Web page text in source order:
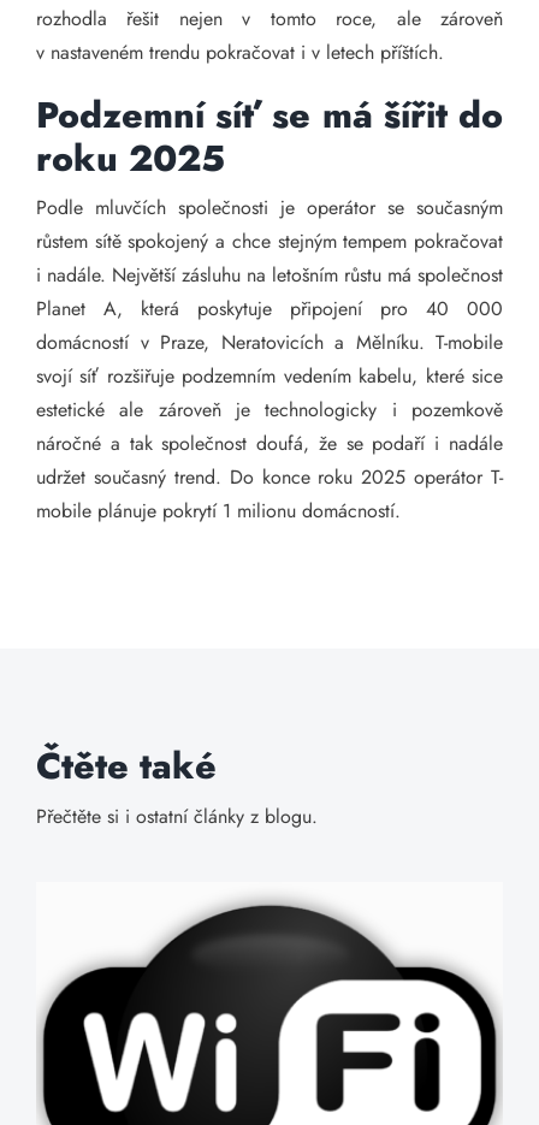
rozhodla řešit nejen v tomto roce, ale zároveň
v nastaveném trendu pokračovat i v letech příštích.
Podzemní síť se má šířit do
roku 2025
Podle mluvčích společnosti je operátor se současným
růstem sítě spokojený a chce stejným tempem pokračovat
i nadále. Největší zásluhu na letošním růstu má společnost
Planet A, která poskytuje připojení pro 40 000
domácností v Praze, Neratovicích a Mělníku. T-mobile
svojí síť rozšiřuje podzemním vedením kabelu, které sice
estetické ale zároveň je technologicky i pozemkově
náročné a tak společnost doufá, že se podaří i nadále
udržet současný trend. Do konce roku 2025 operátor T-
mobile plánuje pokrytí 1 milionu domácností.
Čtěte také
Přečtěte si i ostatní články z blogu.